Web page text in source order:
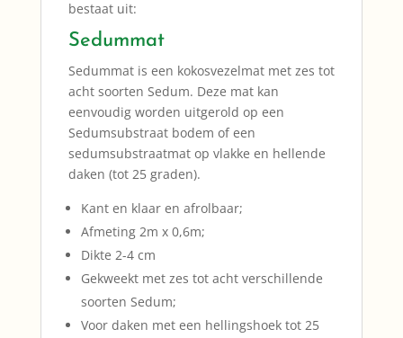
bestaat uit:
Sedummat
Sedummat is een kokosvezelmat met zes tot
acht soorten Sedum. Deze mat kan
eenvoudig worden uitgerold op een
Sedumsubstraat bodem of een
sedumsubstraatmat op vlakke en hellende
daken (tot 25 graden).
Kant en klaar en afrolbaar;
Afmeting 2m x 0,6m;
Dikte 2-4 cm
Gekweekt met zes tot acht verschillende
soorten Sedum;
Voor daken met een hellingshoek tot 25